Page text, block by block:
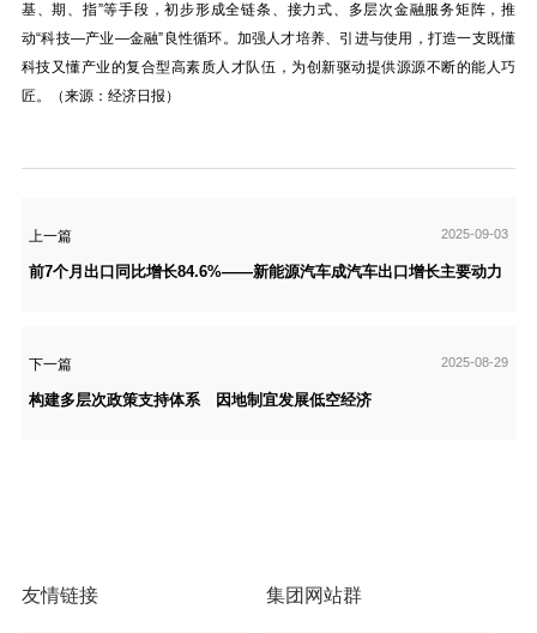
基、期、指”等手段，初步形成全链条、接力式、多层次金融服务矩阵，推
动“科技—产业—金融”良性循环。加强人才培养、引进与使用，打造一支既懂
科技又懂产业的复合型高素质人才队伍，为创新驱动提供源源不断的能人巧
匠。（来源：经济日报）
上一篇 2025-09-03
前7个月出口同比增长84.6%——新能源汽车成汽车出口增长主要动力
下一篇 2025-08-29
构建多层次政策支持体系 因地制宜发展低空经济
友情链接 集团网站群